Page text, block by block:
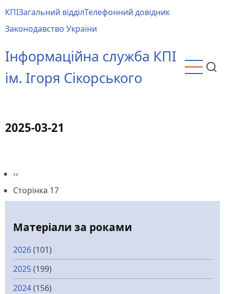
до
основного
КПІЗагальний відділТелефонний довідник
Законодавство України
Інформаційна служба КПІ
ім. Ігоря Сікорського
2025-03-21
на
Попередня
сторінка
‹‹
Сторінка 17
Матеріали за роками
2026(101)
2025(199)
2024(156)